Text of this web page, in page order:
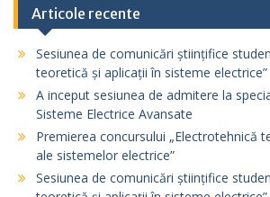
Articole recente
Sesiunea de comunicări științifice
teoretică și aplicații în sisteme electrice”
A inceput sesiunea de admitere la
Sisteme Electrice Avansate
Premierea concursului „Electrotehnică
ale sistemelor electrice”
Sesiunea de comunicări științifice